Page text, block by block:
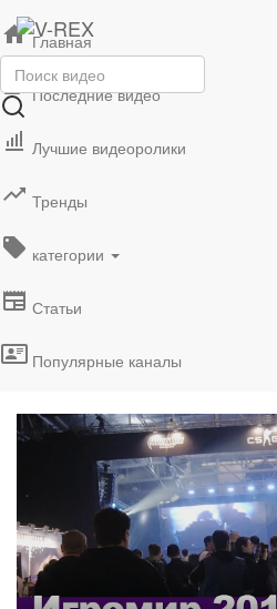
Главная
Последние видео
Лучшие видеоролики
Тренды
категории
Статьи
Популярные каналы